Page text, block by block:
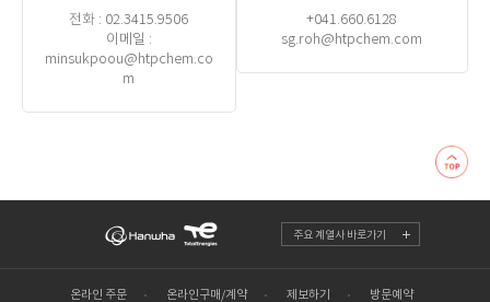
전화 : 02.3415.9506
이메일 :
minsukpoou@htpchem.co
m
+041.660.6128
sg.roh@htpchem.com
주요 계열사 바로가기
온라인 주문 온라인구매/계약 제보하기 방문예약